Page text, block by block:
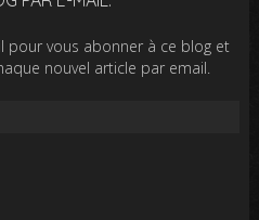
pour vous abonner à ce blog et
nouvel article par email.